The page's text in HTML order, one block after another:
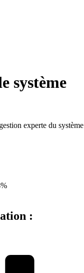
système
experte du système
: